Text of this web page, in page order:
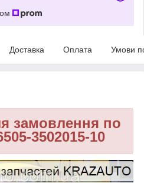
Доставка Оплата Умови
замовлення по
3502015-10